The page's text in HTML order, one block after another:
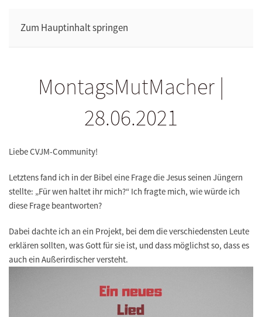
Zum Hauptinhalt springen
MontagsMutMacher |
28.06.2021
Liebe CVJM-Community!
Letztens fand ich in der Bibel eine Frage die Jesus seinen Jüngern
stellte: „Für wen haltet ihr mich?“ Ich fragte mich, wie würde ich
diese Frage beantworten?
Dabei dachte ich an ein Projekt, bei dem die verschiedensten Leute
erklären sollten, was Gott für sie ist, und dass möglichst so, dass es
auch ein Außerirdischer versteht.